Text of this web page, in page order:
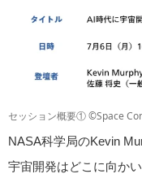
セッション概要① ©Space
NASA科学局のKevin
宇宙開発はどこに向か